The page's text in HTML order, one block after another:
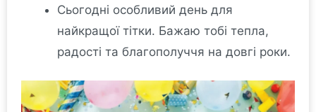
Сьогодні особливий день для
найкращої тітки. Бажаю тобі тепла,
радості та благополуччя на довгі роки.